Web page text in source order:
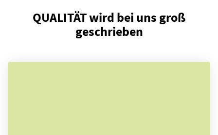
QUALITÄT wird bei uns groß
geschrieben